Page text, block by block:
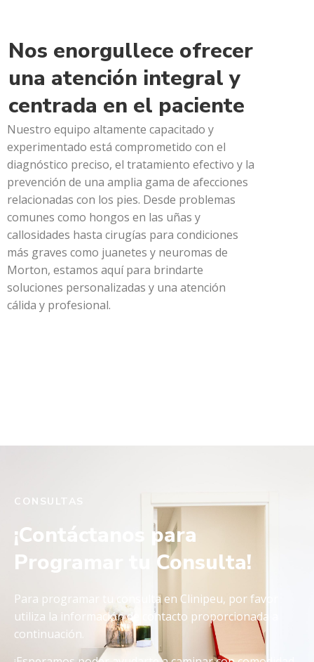
Nos enorgullece ofrecer
una atención integral y
centrada en el paciente
Nuestro equipo altamente capacitado y
experimentado está comprometido con el
diagnóstico preciso, el tratamiento efectivo y la
prevención de una amplia gama de afecciones
relacionadas con los pies. Desde problemas
comunes como hongos en las uñas y
callosidades hasta cirugías para condiciones
más graves como juanetes y neuromas de
Morton, estamos aquí para brindarte
soluciones personalizadas y una atención
cálida y profesional.
CONSULTAS
¡Contáctanos para
Programar tu Consulta!
Para programar tu consulta en Clinipeu, por favor
utiliza la información de contacto proporcionada a
continuación.